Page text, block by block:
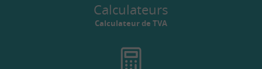
Calculateurs
Calculateur de TVA